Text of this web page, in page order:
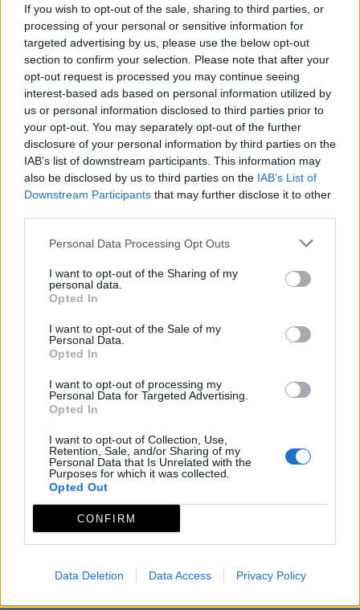
If you wish to opt-out of the sale, sharing to third parties, or
processing of your personal or sensitive information for
targeted advertising by us, please use the below opt-out
section to confirm your selection. Please note that after your
opt-out request is processed you may continue seeing
interest-based ads based on personal information utilized by
us or personal information disclosed to third parties prior to
your opt-out. You may separately opt-out of the further
disclosure of your personal information by third parties on the
IAB’s list of downstream participants. This information may
also be disclosed by us to third parties on the IAB’s List of
Downstream Participants that may further disclose it to other
Personal Data Processing Opt Outs
I want to opt-out of the Sharing of my
personal data.
Opted In
I want to opt-out of the Sale of my
Personal Data.
Opted In
I want to opt-out of processing my
Personal Data for Targeted Advertising.
Opted In
I want to opt-out of Collection, Use,
Retention, Sale, and/or Sharing of my
Personal Data that Is Unrelated with the
Purposes for which it was collected.
Opted Out
CONFIRM
Data Deletion Data Access Privacy Policy
que existieron están en ruinas y tapados, pero uno de
ellos se ha recuperado, convirtiéndose en uno de los
símbolos del pueblo.
Este pozo, de unos 6 metros de profundidad esta
levantado sobre piedra, está situado en una posición
estratégica para mantener durante máximo tiempo
posible el hielo, escondido entre las sombras de un
pinar. Existe una ruta que pasa por el Nevero y está
señalizada, con un panel de información en el acceso
al pozo.
Está incluido en el Inventario de Patrimonio Histórico y
Mapa